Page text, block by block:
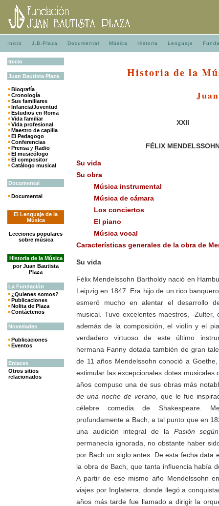
Inicio J.B.Plaza Documental Música Historia Lenguaje
Inicio
Juan Bautista Plaza
Biografía
Cronología
Sus familiares
Infancia/Juventud
Estudios en Roma
Vida familiar
Vida profesional
Maestro de capilla
El Pedagogo
Conferencias
Prensa y Radio
El musicólogo
El compositor
Catálogo musical
Documental
Documental
El Lenguaje de la
Música
Lecciones populares
sobre música
Historia de la Música
por Juan Bautista
Plaza
La Fundación
¿Quienes somos?
Publicaciones
Nolita de Plaza
Contáctenos
Novedades
Publicaciones
Eventos
Enlaces
Otros sitios
relacionados
Historia de la
XXII
FÉLIX
Su vida
Su obra
Música instrumental
Música de cámara
Los conciertos
El piano
Música vocal
Características generales de la obra de
Su vida
Félix Mendelssohn Bartholdy nació en
Leipzig en 1847. Era hijo de un rico
esmeró mucho en alentar el desarrollo
musical. Tuvo excelentes maestros, -Zulter,
además de la composición, el violín y el
verdadero virtuoso de este último
hermana Fanny dotada también de gran
de 11 años Mendelssohn conoció a
estimular las excepcionales dotes musicales
años compuso una de sus obras más
de una noche de verano , que le fue
célebre comedia de Shakespeare.
profundamente a Bach, a tal punto que en
una audición integral de la Pasión
permanecía ignorada, no obstante haber
por Bach un siglo antes. De esta fecha data
la obra de Bach, que tanta influencia había
A partir de ese mismo año Mendelssohn
viajes por Inglaterra, donde llegó a
años más tarde fue llamado a dirigir la